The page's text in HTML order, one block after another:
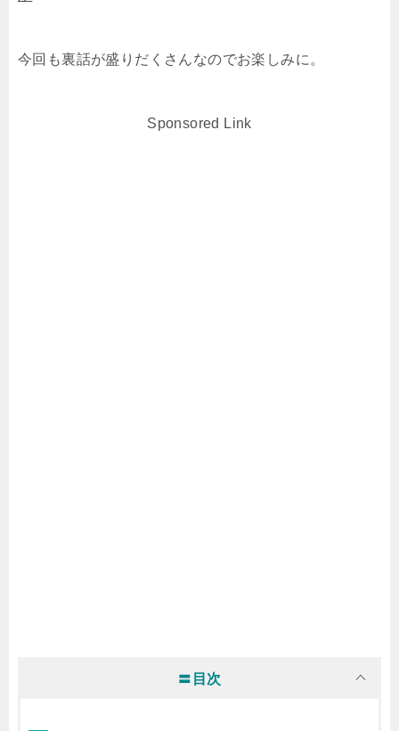
今回も裏話が盛りだくさんなのでお楽しみに。
Sponsored Link
〓目次